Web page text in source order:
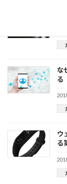
な
る
ウ
る